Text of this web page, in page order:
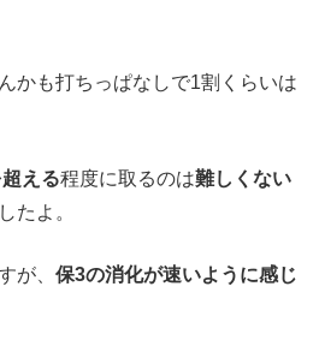
かも打ちっぱなしで1割くらいは
える程度に取るのは難しくない
たよ。
が、 保3の消化が速いように感じ